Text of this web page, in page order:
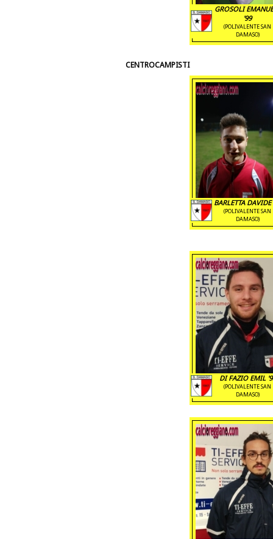
GROSOLI
'99
(POLIVALENTE SAN
DAMASO)
CENTROCAMPISTI
BARLETTA
(POLIVALENTE SAN
DAMASO)
DI FAZIO EMIL
(POLIVALENTE SAN
DAMASO)